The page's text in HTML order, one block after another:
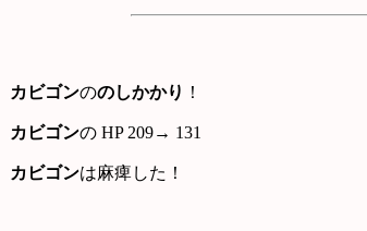
カビゴンののしかかり ！
カビゴンの HP 209→ 131
カビゴンは麻痺した！